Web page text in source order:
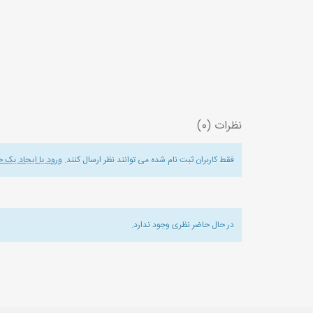
نظرات (0)
فقط کاربران ثبت نام شده می توانند نظر ارسال کنند. ورود یا ایجاد
در حال حاضر نظری وجود ندارد.